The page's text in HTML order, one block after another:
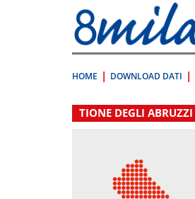
direttamente
a:
Contenuto
HOME DOWNLOAD DATI
.
TIONE DEGLI ABRUZZI